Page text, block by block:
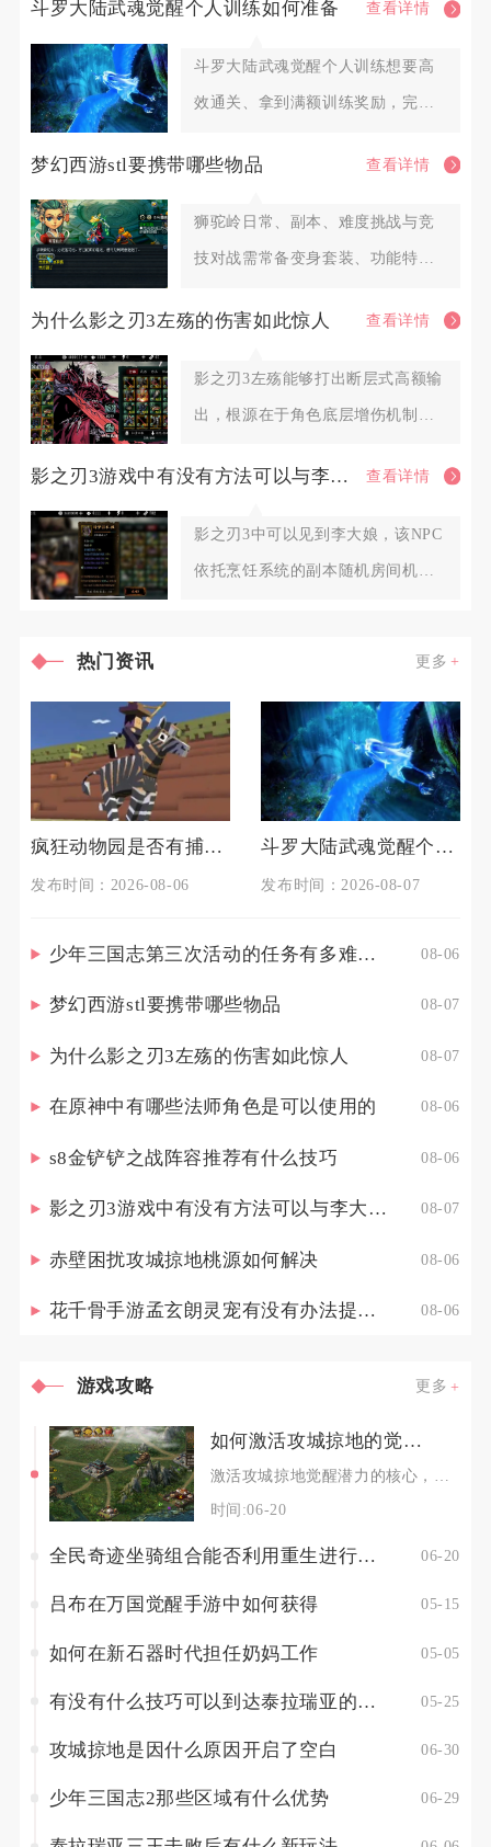
斗罗大陆武魂觉醒个人训练如何准备 查看详情
斗罗大陆武魂觉醒个人训练想要高
效通关、拿到满额训练奖励，完整
梦幻西游stl要携带哪些物品 查看详情
狮驼岭日常、副本、难度挑战与竞
技对战需常备变身套装、功能特技
为什么影之刃3左殇的伤害如此惊人 查看详情
影之刃3左殇能够打出断层式高额输
出，根源在于角色底层增伤机制、
影之刃3游戏中有没有方法可以与李大娘见面 查看详情
影之刃3中可以见到李大娘，该NPC
依托烹饪系统的副本随机房间机制
热门资讯 更多
疯狂动物园是否有捕获七彩魔法牛的技巧
发布时间：2026-08-06
斗罗大陆武魂觉醒个人训练如何准备
发布时间：2026-08-07
少年三国志第三次活动的任务有多难完成 08-06
梦幻西游stl要携带哪些物品 08-07
为什么影之刃3左殇的伤害如此惊人 08-07
在原神中有哪些法师角色是可以使用的 08-06
s8金铲铲之战阵容推荐有什么技巧 08-06
影之刃3游戏中有没有方法可以与李大娘见面 08-07
赤壁困扰攻城掠地桃源如何解决 08-06
花千骨手游孟玄朗灵宠有没有办法提高其出战的生存能力 08-06
游戏攻略 更多
如何激活攻城掠地的觉醒潜力
时间:06-20
全民奇迹坐骑组合能否利用重生进行升级 06-20
吕布在万国觉醒手游中如何获得 05-15
如何在新石器时代担任奶妈工作 05-05
有没有什么技巧可以到达泰拉瑞亚的海底 05-25
攻城掠地是因什么原因开启了空白 06-30
少年三国志2那些区域有什么优势 06-29